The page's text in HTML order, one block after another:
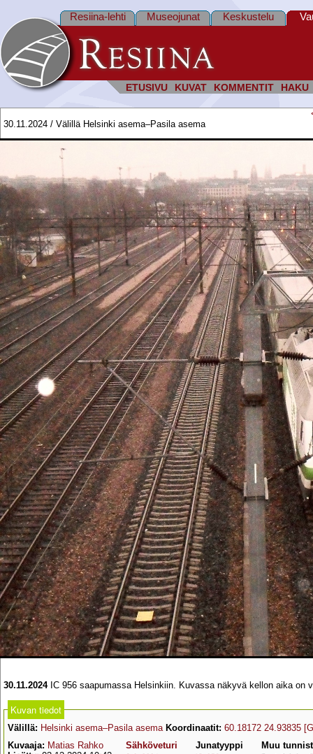
ETUSIVU KUVAT KOMMENTIT HAKU
Resiina-lehti Museojunat Keskustelu
30.11.2024 / Välillä Helsinki asema–Pasila asema
30.11.2024IC 956 saapumassa Helsinkiin. Kuvassa näkyvä kellon aika on
Kuvan tiedot
Välillä: Helsinki asema–Pasila asema Koordinaatit: 60.18172 24.93835
Kuvaaja: Matias Rahko
Sähköveturi Junatyyppi Muu